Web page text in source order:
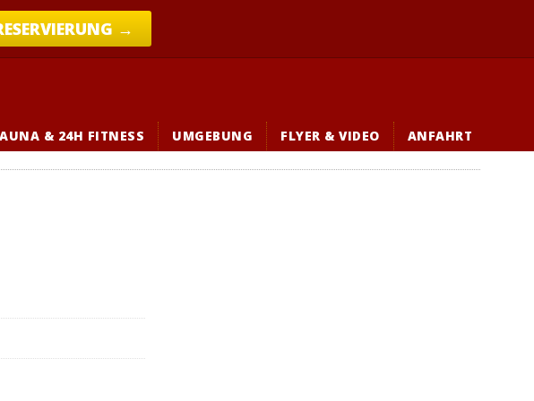
→
& 24H FITNESS UMGEBUNG FLYER & VIDEO ANFAHRT